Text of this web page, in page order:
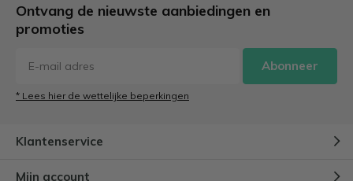
Ontvang de nieuwste aanbiedingen en
promoties
Abonneer
* Lees hier de wettelijke beperkingen
Klantenservice
Mijn account